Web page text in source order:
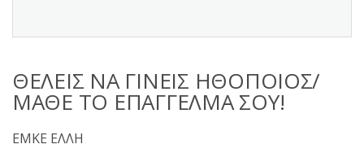
ΘΕΛΕΙΣ ΝΑ ΓΙΝΕΙΣ ΗΘΟΠΟΙΟΣ/
ΜΑΘΕ ΤΟ ΕΠΑΓΓΕΛΜΑ ΣΟΥ!
ΕΜΚΕ ΕΛΛΗ